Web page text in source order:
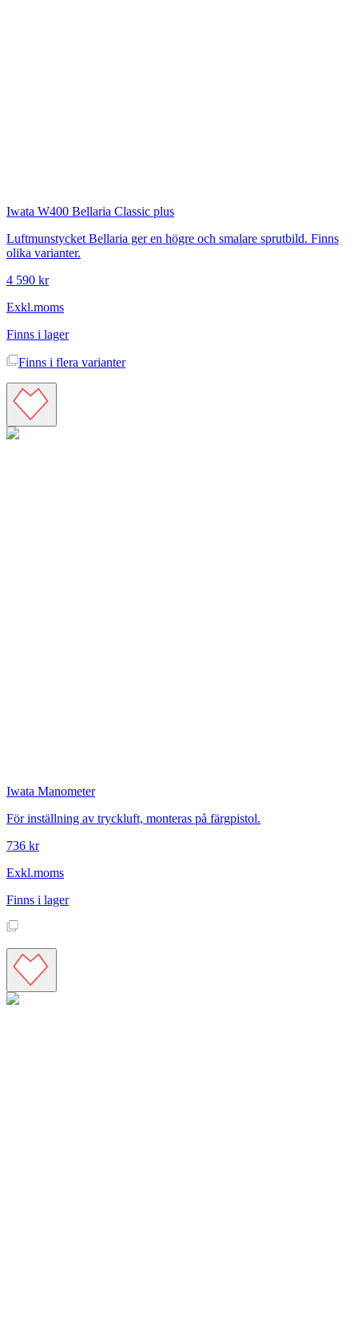
Iwata W400 Bellaria Classic plus
Luftmunstycket Bellaria ger en högre och smalare sprutbild. Finns
olika varianter.
4 590 kr
Exkl.moms
Finns i lager
Finns i flera varianter
Iwata Manometer
För inställning av tryckluft, monteras på färgpistol.
736 kr
Exkl.moms
Finns i lager